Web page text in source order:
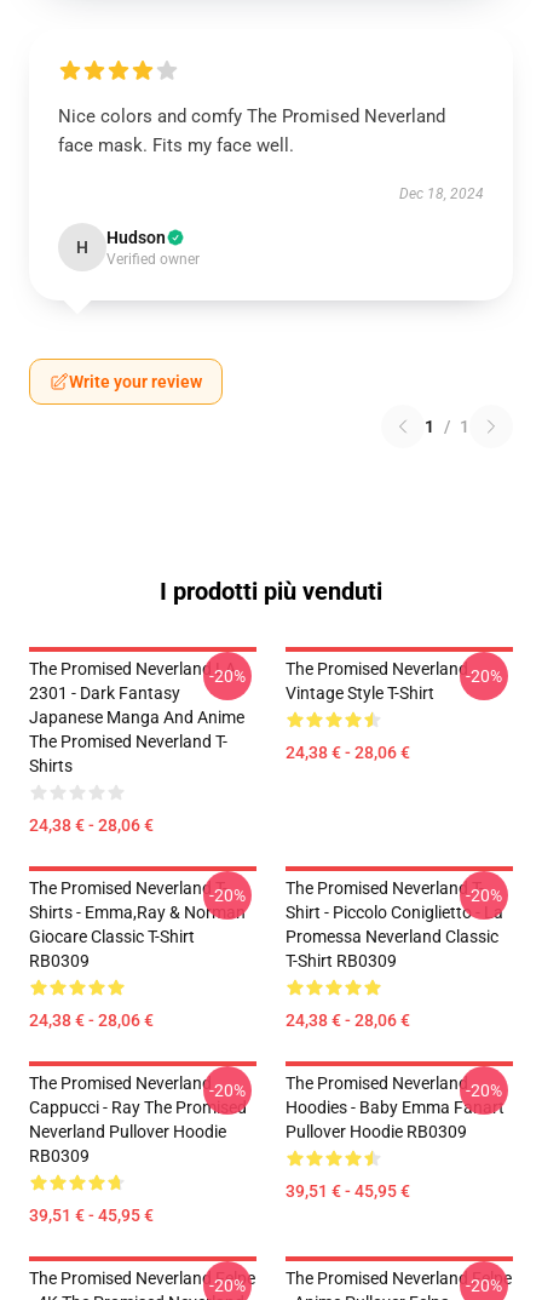
Nice colors and comfy The Promised Neverland
face mask. Fits my face well.
Dec 18, 2024
H Hudson
Verified owner
Write your review
1 / 1
I prodotti più venduti
The Promised Neverland LA
2301 - Dark Fantasy
Japanese Manga And Anime
The Promised Neverland T-
Shirts
24,38 € - 28,06 €
-20%
The Promised Neverland
Vintage Style T-Shirt
24,38 € - 28,06 €
-20%
The Promised Neverland T-
Shirts - Emma,Ray & Norman
Giocare Classic T-Shirt
RB0309
24,38 € - 28,06 €
-20%
The Promised Neverland T-
Shirt - Piccolo Coniglietto - La
Promessa Neverland Classic
T-Shirt RB0309
24,38 € - 28,06 €
-20%
The Promised Neverland
Cappucci - Ray The Promised
Neverland Pullover Hoodie
RB0309
39,51 € - 45,95 €
-20%
The Promised Neverland
Hoodies - Baby Emma Fanart
Pullover Hoodie RB0309
39,51 € - 45,95 €
-20%
The Promised Neverland Felpe
-20%
The Promised Neverland Felpe
-20%